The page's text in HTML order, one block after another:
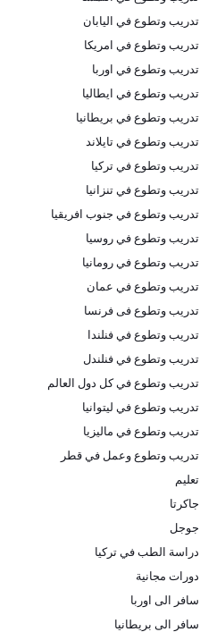
تدريب وتطوع في اليابان
تدريب وتطوع في امريكا
تدريب وتطوع في اوربا
تدريب وتطوع في ايطاليا
تدريب وتطوع في بريطانيا
تدريب وتطوع في تايلاند
تدريب وتطوع في تركيا
تدريب وتطوع في تنزانيا
تدريب وتطوع في جنوب افريقيا
تدريب وتطوع في روسيا
تدريب وتطوع في رومانيا
تدريب وتطوع في عمان
تدريب وتطوع فى فرنسا
تدريب وتطوع في فنلندا
تدريب وتطوع في فنلندل
تدريب وتطوع في كل دول العالم
تدريب وتطوع في ليتوانيا
تدريب وتطوع في ماليزيا
تدريب وتطوع وعمل في قطر
تعليم
جاكرتا
جوجل
دراسة الطب في تركيا
دورات مجانية
سافر الى اوربا
سافر الى بريطانيا